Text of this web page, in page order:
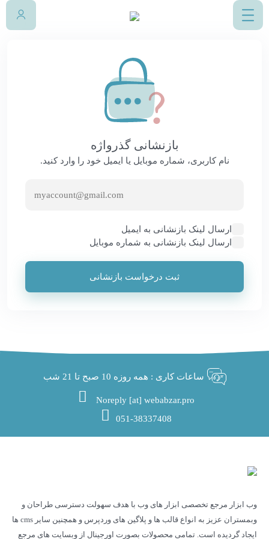
بازنشانی گذرواژه
نام کاربری، شماره موبایل یا ایمیل خود را وارد کنید.
ارسال لینک بازنشانی به ایمیل
ارسال لینک بازنشانی به شماره موبایل
ثبت درخواست بازنشانی
ساعات کاری : همه روزه 10 صبح تا 21 شب
Noreply [at] webabzar.pro
051-38337408
وب ابزار مرجع تخصصی ابزار های وب با هدف سهولت دسترسی طراحان و
وبمستران عزیز به انواع قالب ها و پلاگین های وردپرس و همچنین سایر cms ها
ایجاد گردیده است. تمامی محصولات بصورت اورجینال از وبسایت های مرجع